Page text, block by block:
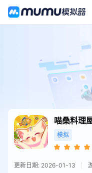
喵桑料理
模拟
更新日期: 2026-01-13